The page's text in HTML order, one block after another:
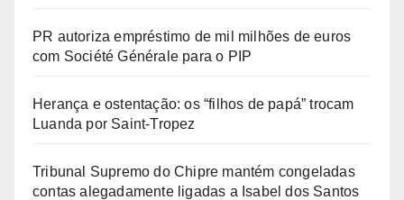
PR autoriza empréstimo de mil milhões de euros
com Société Générale para o PIP
Herança e ostentação: os “filhos de papá” trocam
Luanda por Saint-Tropez
Tribunal Supremo do Chipre mantém congeladas
contas alegadamente ligadas a Isabel dos Santos